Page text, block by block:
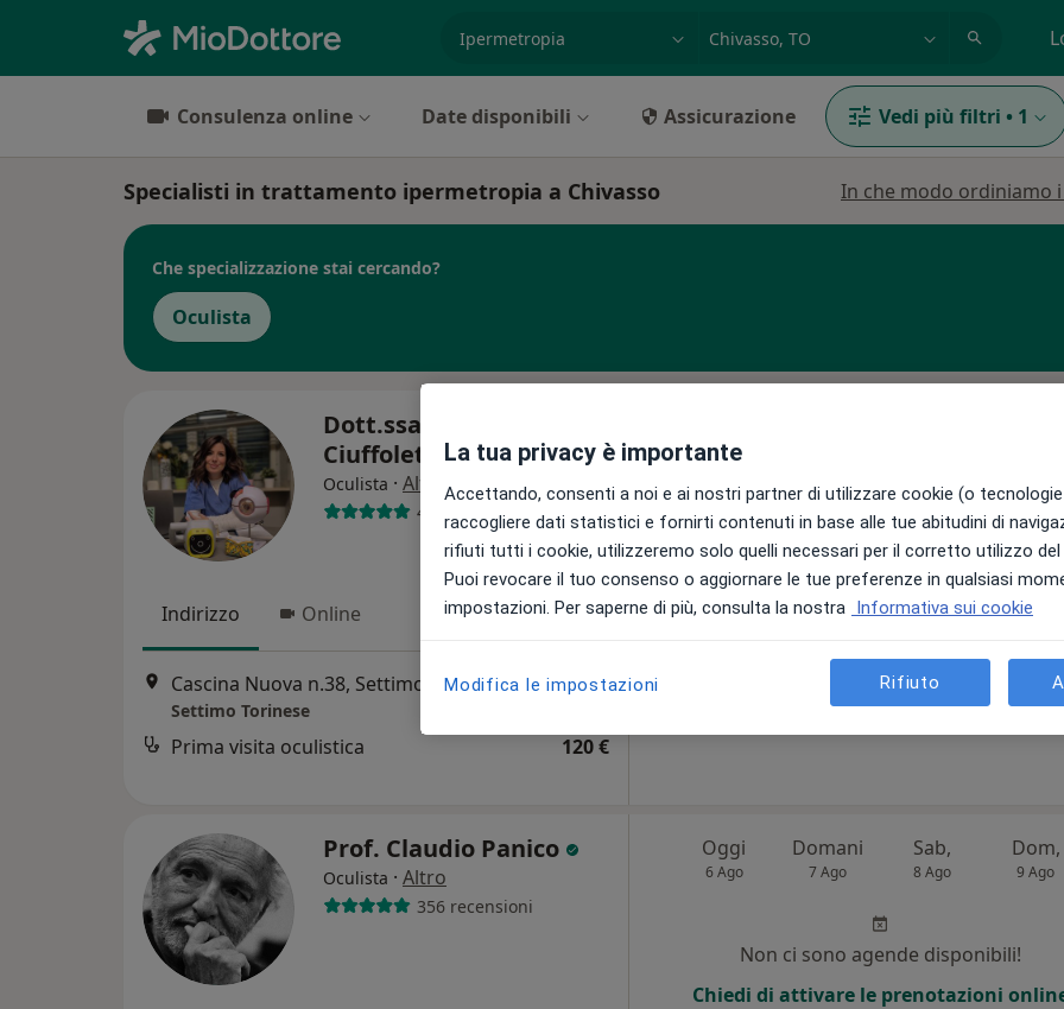
Consulenza online Date disponibili Assicurazione Vedi più filtri • 1
Specialisti in trattamento ipermetropia a Chivasso In che modo ordiniamo
Che specializzazione stai cercando?
Oculista
Dott.ssa Elena
Ciuffoletti
Oculista · Altro
421 recensioni
Indirizzo Online
Cascina Nuova n.38, Settimo Torinese• Mappa
Settimo Torinese
Prima visita oculistica 120 €
6 Ago
Non ci sono agende disponibili!
Chiedi di attivare le prenotazioni
Prof. Claudio Panico
Oculista · Altro
356 recensioni
Oggi
6 Ago
Domani
7 Ago
Sab,
8 Ago
Dom,
9 Ago
Non ci sono agende disponibili!
Chiedi di attivare le prenotazioni
La tua privacy è importante
Accettando, consenti a noi e ai nostri partner di utilizzare cookie (o
raccogliere dati statistici e fornirti contenuti in base alle tue abitudini di
rifiuti tutti i cookie, utilizzeremo solo quelli necessari per il corretto utilizzo
Puoi revocare il tuo consenso o aggiornare le tue preferenze in qualsiasi
impostazioni. Per saperne di più, consulta la nostra Informativa sui cookie
Modifica le impostazioni Rifiuto